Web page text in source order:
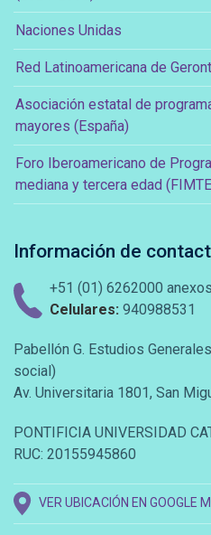
Naciones Unidas
Red Latinoamericana de
Asociación estatal de
mayores (España)
Foro Iberoamericano de
mediana y tercera edad
Información de
+51 (01) 6262000
Celulares: 940988531
Pabellón G. Estudios
social)
Av. Universitaria 1801, San
PONTIFICIA UNIVERSIDAD
RUC: 20155945860
VER UBICACIÓN EN GOOGLE